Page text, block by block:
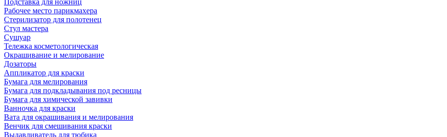
Подставка для ножниц
Рабочее место парикмахера
Стерилизатор для полотенец
Стул мастера
Сушуар
Тележка косметологическая
Окрашивание и мелирование
Дозаторы
Аппликатор для краски
Бумага для мелирования
Бумага для подкладывания под ресницы
Бумага для химической завивки
Ванночка для краски
Вата для окрашивания и мелирования
Венчик для смешивания краски
Выдавливатель для тюбика